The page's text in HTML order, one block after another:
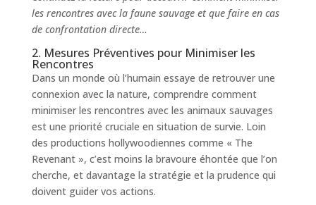
les rencontres avec la faune sauvage et que faire en cas
de confrontation directe…
2. Mesures Préventives pour Minimiser les
Rencontres
Dans un monde où l’humain essaye de retrouver une
connexion avec la nature, comprendre comment
minimiser les rencontres avec les animaux sauvages
est une priorité cruciale en situation de survie. Loin
des productions hollywoodiennes comme « The
Revenant », c’est moins la bravoure éhontée que l’on
cherche, et davantage la stratégie et la prudence qui
doivent guider vos actions.